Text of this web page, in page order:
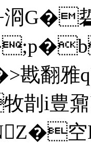
G�
翻雅
剒i豊鼐